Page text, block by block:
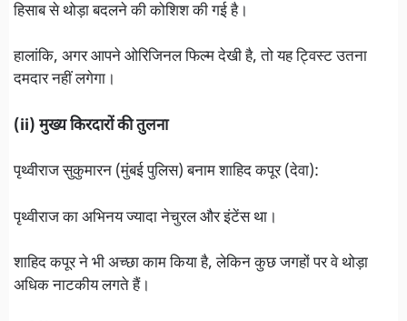
हिसाब से थोड़ा बदलने की कोशिश की गई है।
हालांकि, अगर आपने ओरिजिनल फिल्म देखी है, तो यह ट्विस्ट उतना
दमदार नहीं लगेगा।
(ii) मुख्य किरदारों की तुलना
पृथ्वीराज सुकुमारन (मुंबई पुलिस) बनाम शाहिद कपूर (देवा):
पृथ्वीराज का अभिनय ज्यादा नेचुरल और इंटेंस था।
शाहिद कपूर ने भी अच्छा काम किया है, लेकिन कुछ जगहों पर वे थोड़ा
अधिक नाटकीय लगते हैं।